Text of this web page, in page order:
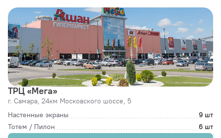
ТРЦ «Мега»
г. Самара, 24км Московского шоссе, 5
Настенные экраны
9 шт
Тотем / Пилон
6 шт